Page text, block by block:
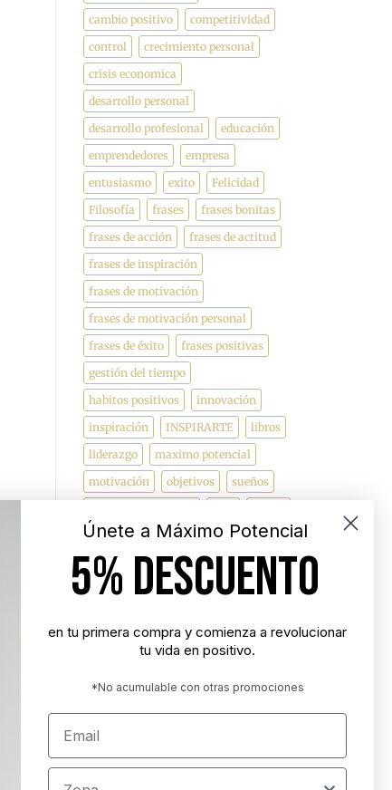
cambio positivo
competitividad
control
crecimiento personal
crisis economica
desarrollo personal
desarrollo profesional
educación
emprendedores
empresa
entusiasmo
exito
Felicidad
Filosofía
frases
frases bonitas
frases de acción
frases de actitud
frases de inspiración
frases de motivación
frases de motivación personal
frases de éxito
frases positivas
gestión del tiempo
habitos positivos
innovación
inspiración
INSPIRARTE
libros
liderazgo
maximo potencial
motivación
objetivos
sueños
"Nunca es demasiado tarde para ser la
persona que podrías haber sido"
"Tener éxito es lograr lo que quieres.
"Es más importante elegir el destino
correcto que la velocidad con la que
Únete a Máximo Potencial
5% DESCUENTO
en tu primera compra y comienza a revolucionar
tu vida en positivo.
*No acumulable con otras promociones
Email
Zona